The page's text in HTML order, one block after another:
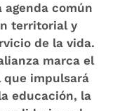
común
territorial y
de la vida.
marca el
que impulsará
educación, la